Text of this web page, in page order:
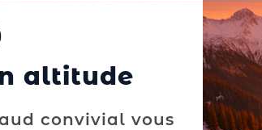
altitude
convivial vous